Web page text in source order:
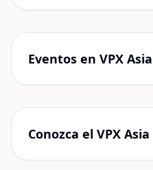
Eventos en VPX Asia
Conozca el VPX Asia